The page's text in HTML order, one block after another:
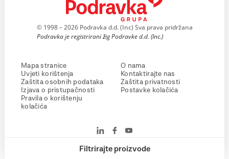
Filtrirajte proizvode
© 1998 – 2026 Podravka d.d. (Inc) Sva prava pridržana
Podravka je registrirani žig Podravke d.d. (Inc.)
Mapa stranice
Uvjeti korištenja
Zaštita osobnih podataka
Izjava o pristupačnosti
Pravila o korištenju
kolačića
O nama
Kontaktirajte nas
Zaštita privatnosti
Postavke kolačića